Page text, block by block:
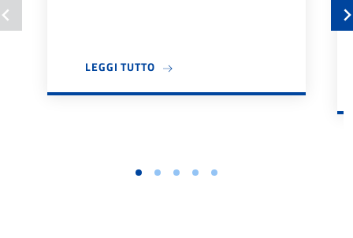
LEGGI TUTTOA PROPOSITO DI BANDO TUTOR